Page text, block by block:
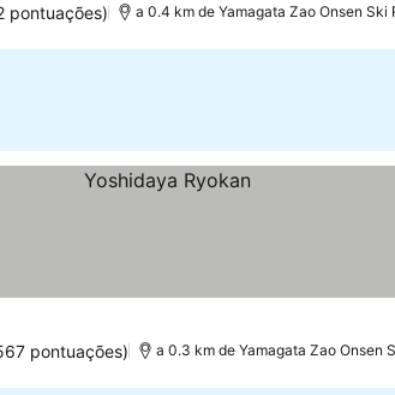
pontuações) a 0.4 km de Yamagata Zao Onsen Ski
pontuações) a 0.3 km de Yamagata Zao Onsen